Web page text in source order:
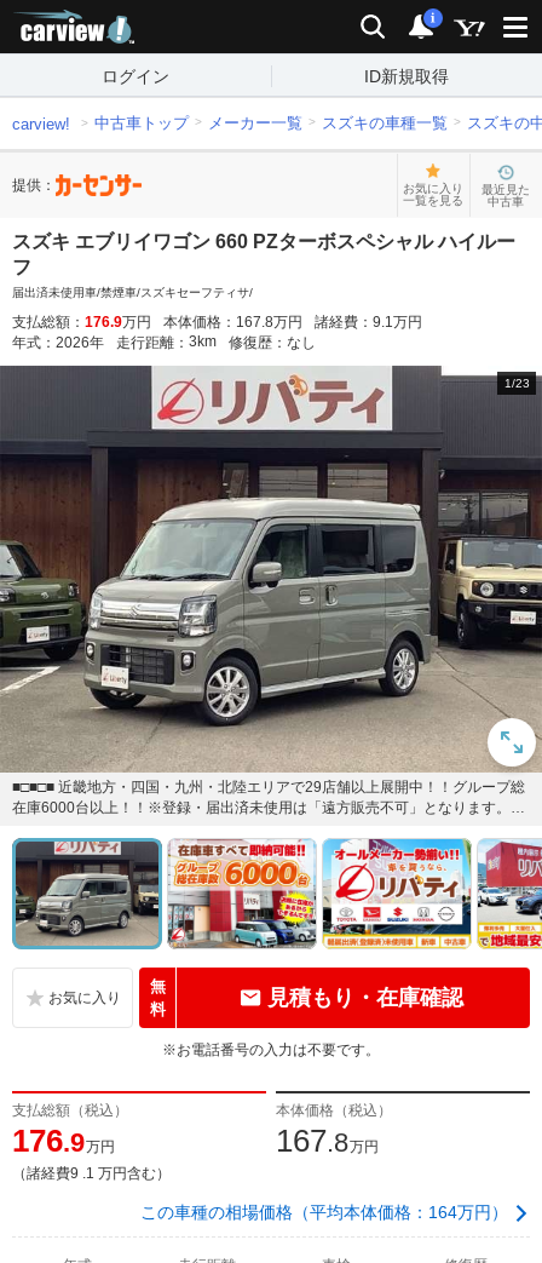
検索 通知
i
ログイン ID新規取得
carview! 中古車トップ メーカー一覧 スズキの車種一覧 スズキの
提供：
お気に入り
一覧を見る
最近見た
中古車
スズキ エブリイワゴン 660 PZターボスペシャル ハイルー
フ
届出済未使用車/禁煙車/スズキセーフティサ/
支払総額： 176.9万円 本体価格： 167.8万円 諸経費： 9.1万円
年式： 2026年 走行距離： 3 km 修復歴： なし
1/23
■□■□■ 近畿地方・四国・九州・北陸エリアで29店舗以上展開中！！グループ総
在庫6000台以上！！※登録・届出済未使用は「遠方販売不可」となります。詳
無
料
見積もり・在庫確認
※お電話番号の入力は不要です。
支払総額（税込）
176.9万円
（諸経費9 .1 万円含む）
本体価格（税込）
167.8万円
この車種の相場価格（平均本体価格：164万円）